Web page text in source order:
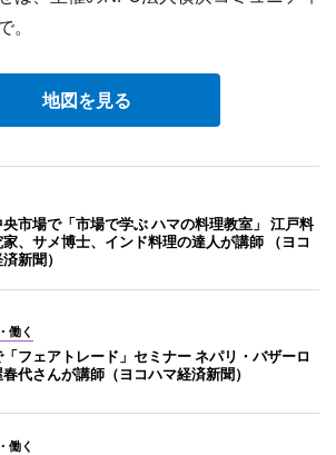
。
地図を見る
市場で「市場で学ぶ ハマの料理教室」 江戸料
、サメ博士、インド料理の達人が講師 （ヨコ
新聞）
働く
フェアトレード」セミナー ネパリ・バザーロ
代さんが講師（ヨコハマ経済新聞）
働く